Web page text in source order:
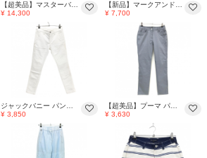
【超美品】マスターバニー ショートパンツ 黒 ロゴ刺しゅう ストレッチ レディース 0(S) ゴルフウェア 2025年モデル MASTER BUNNY EDITION
¥ 14,300
【新品】マークアンドロナ レギンス 白×黒 ロゴプリント ストレッチ スパッツ レディース 38(M) ゴルフウェア MARK＆LONA
¥ 7,700
ジャックバニー パンツ 白 シンプル レディース 0(S) ゴルフウェア Jack Bunny
¥ 3,850
【超美品】プーマ パンツ グレー 無地 ロゴ刺しゅう レディース M ゴルフウェア PUMA
¥ 3,630